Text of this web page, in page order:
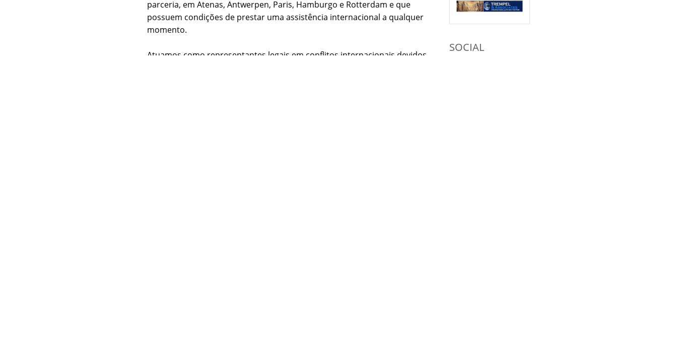
parceria, em Atenas, Antwerpen, Paris, Hamburgo e Rotterdam e que
possuem condições de prestar uma assistência internacional a qualquer
momento.
Atuamos como representantes legais em conflitos internacionais devidos
SOCIAL